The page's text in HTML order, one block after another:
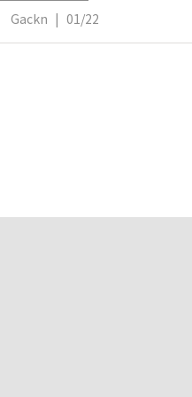
Gackn | 01/22